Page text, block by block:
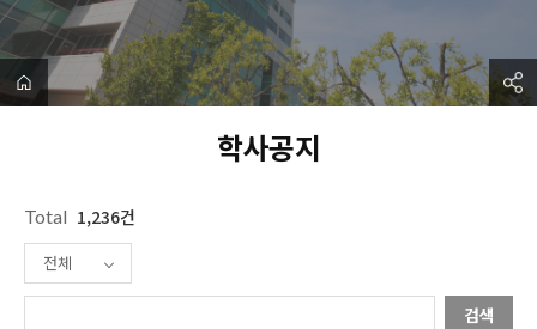
학사공지
Total 1,236건
전체
검색